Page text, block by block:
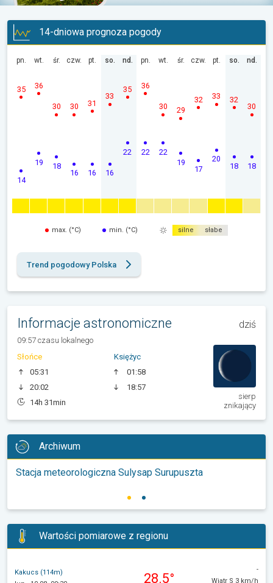
14-dniowa prognoza pogody
pn.
14
35
wt.
19
36
śr.
18
30
czw.
16
30
pt.
16
31
so.
16
33
nd.
22
35
pn.
22
36
wt.
22
30
śr.
19
29
czw.
17
32
pt.
20
33
so.
18
32
nd.
18
30
max. (°C) min. (°C) silne słabe
Trend pogodowy Polska
Informacje astronomiczne dziś
09:57 czasu lokalnego
Słońce
05:31
20:02
14h 31min
Księżyc
01:58
18:57
sierp
znikający
Archiwum
Stacja meteorologiczna Sulysap Surupuszta
Wartości pomiarowe z regionu
Kakucs (114m)
28.5°
-
Wiatr S 3 km/h